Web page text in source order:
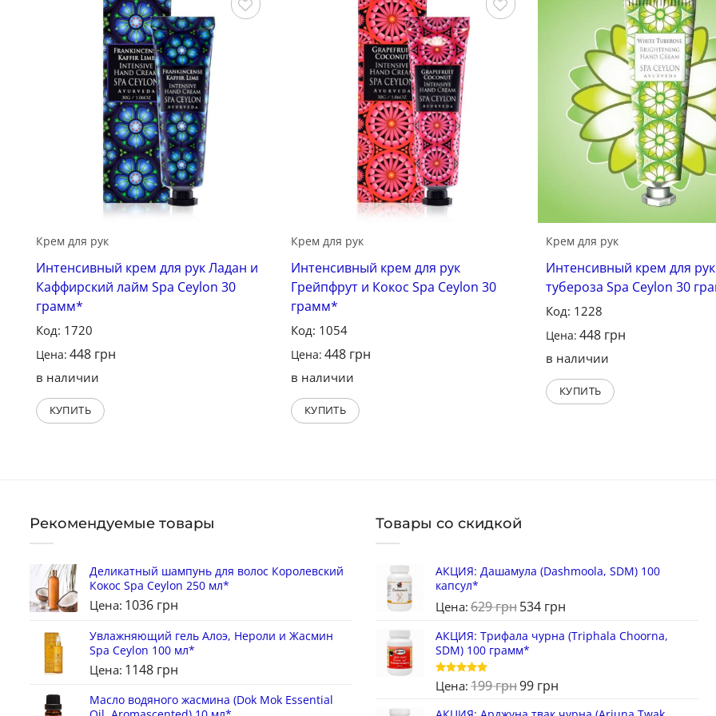
Сохранить
Крем для рук
Интенсивный крем для рук Ладан и
Каффирский лайм Spa Ceylon 30
грамм*
Код: 1720
Цена: 448 грн
в наличии
КУПИТЬ
Сохранить
Крем для рук
Интенсивный крем для рук
Грейпфрут и Кокос Spa Ceylon 30
грамм*
Код: 1054
Цена: 448 грн
в наличии
КУПИТЬ
Крем для рук
Интенсивный крем для
тубероза Spa Ceylon 30
Код: 1228
Цена: 448 грн
в наличии
КУПИТЬ
Рекомендуемые товары
Деликатный шампунь для волос Королевский
Кокос Spa Ceylon 250 мл*
Цена: 1036 грн
Увлажняющий гель Алоэ, Нероли и Жасмин
Spa Ceylon 100 мл*
Цена: 1148 грн
Масло водяного жасмина (Dok Mok Essential
Товары со скидкой
АКЦИЯ: Дашамула (Dashmoola, SDM) 100
капсул*
Цена: 629грн534 грн
АКЦИЯ: Трифала чурна (Triphala Choorna,
SDM) 100 грамм*
Оценка5
из 5
Цена: 199грн99 грн